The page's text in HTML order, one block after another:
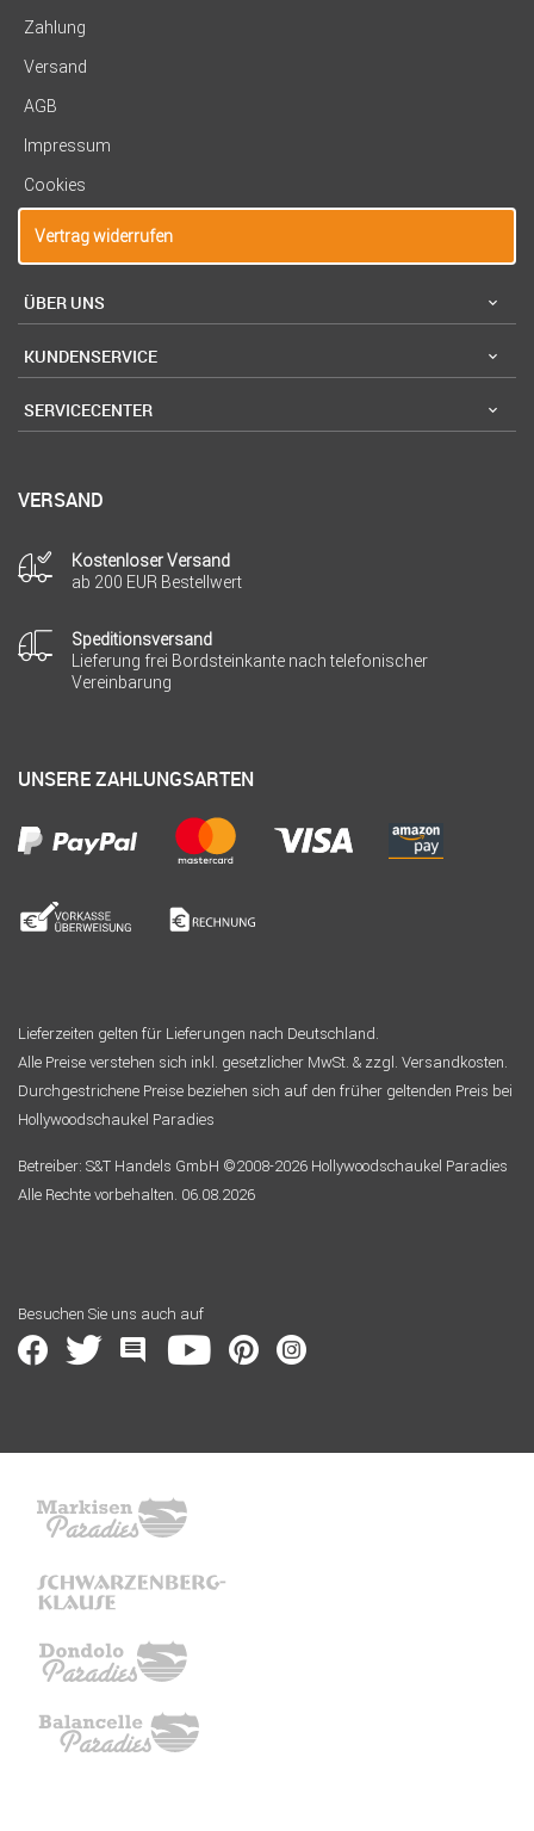
Zahlung
Versand
AGB
Impressum
Cookies
Vertrag widerrufen
ÜBER UNS
KUNDENSERVICE
SERVICECENTER
VERSAND
Kostenloser Versand
ab 200 EUR Bestellwert
Speditionsversand
Lieferung frei Bordsteinkante nach telefonischer
Vereinbarung
UNSERE ZAHLUNGSARTEN
Lieferzeiten gelten für Lieferungen nach Deutschland.
Alle Preise verstehen sich inkl. gesetzlicher MwSt. & zzgl. Versandkosten.
Durchgestrichene Preise beziehen sich auf den früher geltenden Preis bei
Hollywoodschaukel Paradies
Betreiber: S&T Handels GmbH ©2008-2026 Hollywoodschaukel Paradies
Alle Rechte vorbehalten. 06.08.2026
Besuchen Sie uns auch auf